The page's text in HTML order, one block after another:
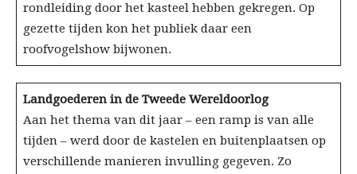
rondleiding door het kasteel hebben gekregen. Op
gezette tijden kon het publiek daar een
roofvogelshow bijwonen.
Landgoederen in de Tweede Wereldoorlog
Aan het thema van dit jaar – een ramp is van alle
tijden – werd door de kastelen en buitenplaatsen op
verschillende manieren invulling gegeven. Zo